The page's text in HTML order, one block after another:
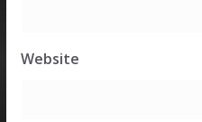
Website